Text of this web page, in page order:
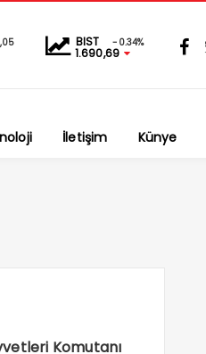
BIST -0.34%
1.690,69
İletişim Künye
Komutanı